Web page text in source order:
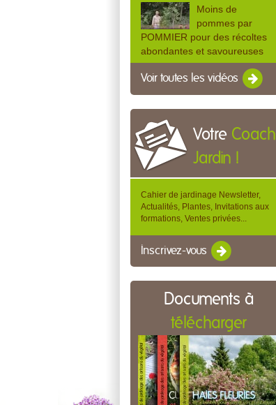
Moins de
pommes par
POMMIER pour des récoltes
abondantes et savoureuses
Voir toutes les vidéos
Votre Coach
Jardin !
Cahier de jardinage Newsletter,
Actualités, Plantes, Invitations aux
formations, Ventes privées...
Inscrivez-vous
Documents à
télécharger